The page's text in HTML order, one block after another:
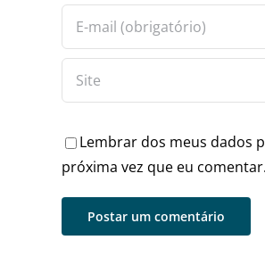
Lembrar dos meus dados
próxima vez que eu comentar.